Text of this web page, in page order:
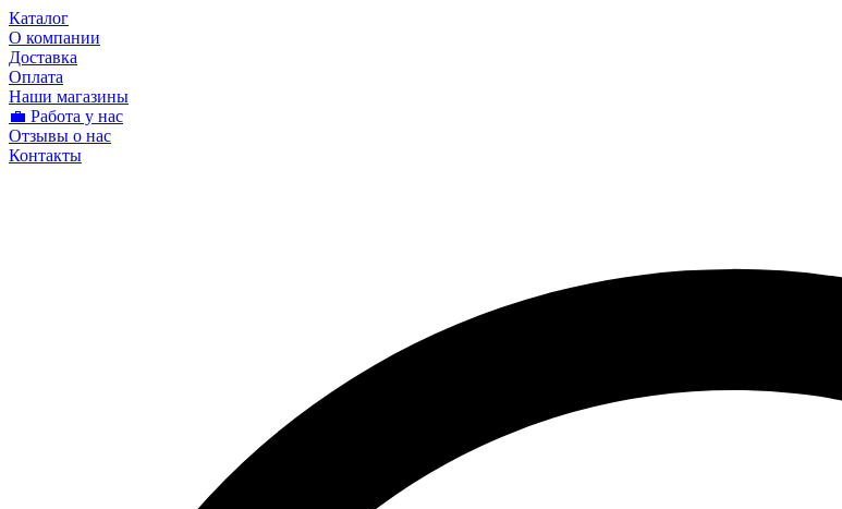
Каталог
О компании
Доставка
Оплата
Наши магазины
💼 Работа у нас
Отзывы о нас
Контакты